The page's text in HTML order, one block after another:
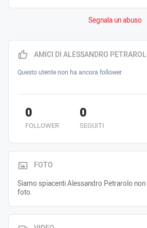
Segnala un abuso
AMICI DI ALESSANDRO
Questo utente non ha ancora follower.
FOLLOWER
0
SEGUITI
0
FOTO
Siamo spiacenti Alessandro Petrarolo
foto.